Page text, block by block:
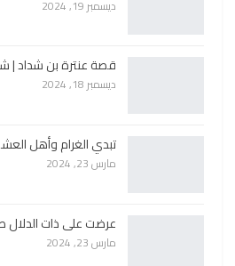
ديسمبر 19, 2024
قصة عنترة بن شداد |
ديسمبر 18, 2024
تبدي الغرام وأهل
مارس 23, 2024
عرضت على ذات الدلال
مارس 23, 2024